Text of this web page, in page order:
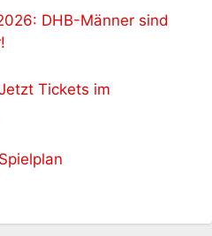
DHB-Männer sind
Tickets im